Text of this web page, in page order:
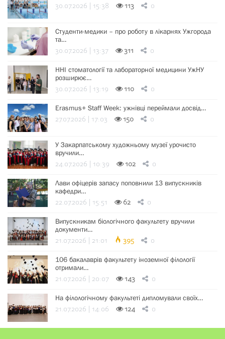
30.07.2026 | 15:38 113 0
Студенти-медики – про роботу в лікарнях Ужгорода
та…
30.07.2026 | 13:37 311 0
ННІ стоматології та лабораторної медицини УжНУ
розширює…
30.07.2026 | 13:19 110 0
Erasmus+ Staff Week: ужнівці переймали досвід…
27.07.2026 | 17:03 150 0
У Закарпатському художньому музеї урочисто
вручили…
24.07.2026 | 10:39 102 0
Лави офіцерів запасу поповнили 13 випускників
кафедри…
22.07.2026 | 15:51 62 0
Випускникам біологічного факультету вручили
документи…
21.07.2026 | 21:01 395 0
106 бакалаврів факультету іноземної філології
отримали…
21.07.2026 | 20:07 143 0
На філологічному факультеті дипломували своїх…
21.07.2026 | 14:06 124 0